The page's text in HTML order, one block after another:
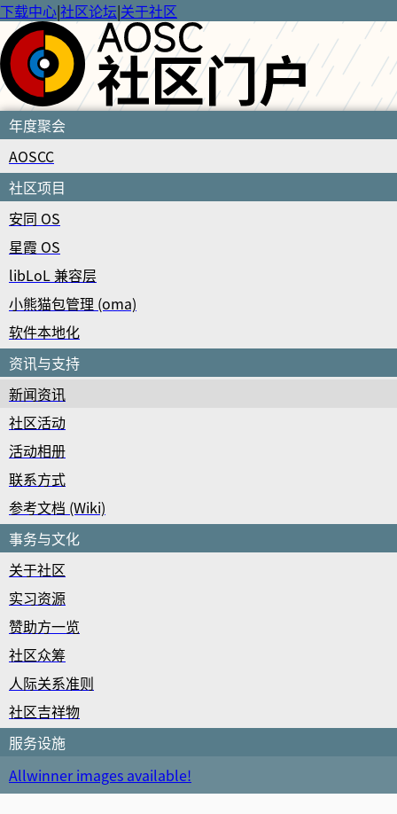
下载中心|社区论坛|关于社区
年度聚会
AOSCC
社区项目
安同 OS
星霞 OS
libLoL 兼容层
小熊猫包管理 (oma)
软件本地化
资讯与支持
新闻资讯
社区活动
活动相册
联系方式
参考文档 (Wiki)
事务与文化
关于社区
实习资源
赞助方一览
社区众筹
人际关系准则
社区吉祥物
服务设施
Allwinner images available!